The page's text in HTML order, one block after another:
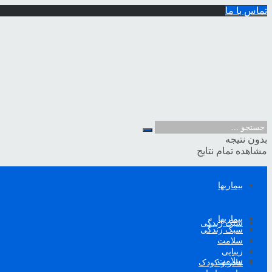
تماس با ما
بدون نتیجه
مشاهده تمام نتایج
بیماریها
سبک زندگی
سلامت
بیماریها
سبک زندگی
سلامت
زیبایی
مادر و کودک